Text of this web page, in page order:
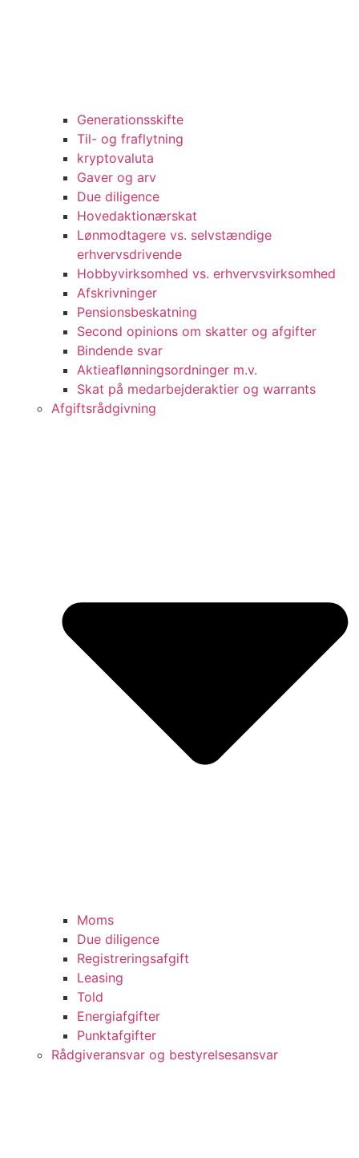
Generationsskifte
Til- og fraflytning
kryptovaluta
Gaver og arv
Due diligence
Hovedaktionærskat
Lønmodtagere vs. selvstændige
erhvervsdrivende
Hobbyvirksomhed vs. erhvervsvirksomhed
Afskrivninger
Pensionsbeskatning
Second opinions om skatter og afgifter
Bindende svar
Aktieaflønningsordninger m.v.
Skat på medarbejderaktier og warrants
Afgiftsrådgivning
Moms
Due diligence
Registreringsafgift
Leasing
Told
Energiafgifter
Punktafgifter
Rådgiveransvar og bestyrelsesansvar